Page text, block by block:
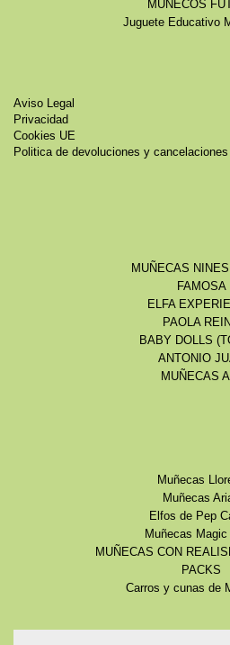
MUÑECOS
Juguete Educativo
Aviso Legal
Privacidad
Cookies UE
Politica de devoluciones y cancelaciones
MUÑECAS
FAMOSA
ELFA
PAOLA
BABY DOLLS
ANTONIO
MUÑECAS
Muñecas
Muñecas
Elfos de Pep
Muñecas
MUÑECAS CON
PACKS
Carros y cunas de